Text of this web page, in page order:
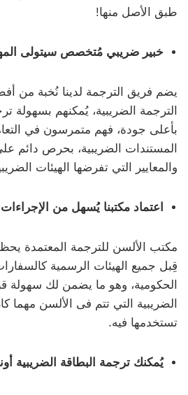
طبق الأصل منها!
خبير ضريبي مُتخصص سيتولى
يضم فريق الترجمة لدينا نُخبة من
الترجمة الضريبية، يُمكنهم بسهولة
بأعلى جودة، فهم متمرسون في
المستندات الضريبية، بحرص دائم
والمعايير التي تفرضها الهيئات
اعتماد مكتبنا يُسهل من
مكتب الألسن للترجمة المعتمدة
قِبل جميع الهيئات الرسمية
الحكومية، وهو ما يضمن لك سهولة
الضريبية التي تتم فى الألسن مهما
تستخدمها فيه.
يُمكنك ترجمة البطاقة الضريبية